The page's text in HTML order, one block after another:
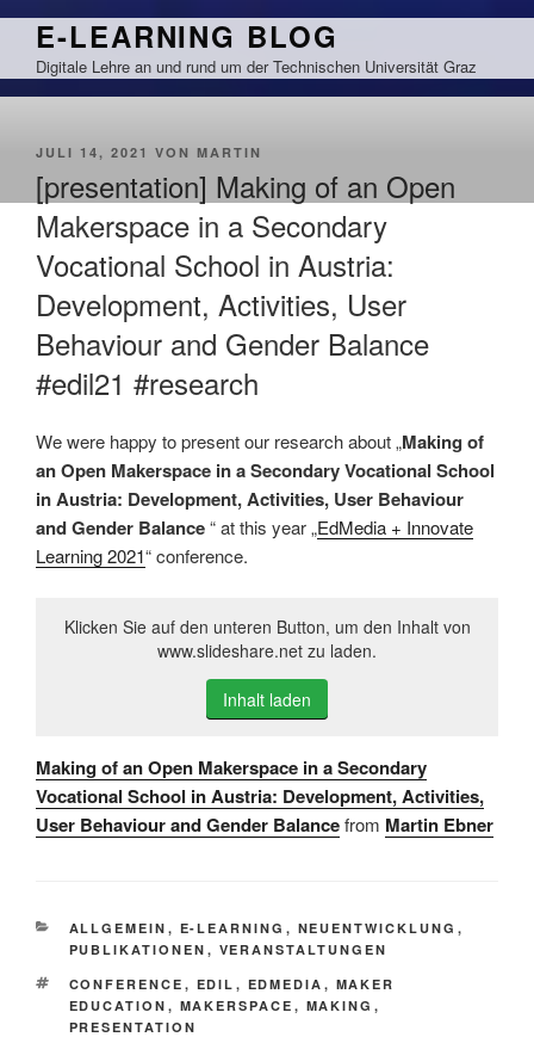
Zum
springen
E-LEARNING BLOG
Digitale Lehre an und rund um der Technischen Universität Graz
VERÖFFENTLICHT
JULI 14, 2021 VON MARTIN
[presentation] Making of an Open
Makerspace in a Secondary
Vocational School in Austria:
Development, Activities, User
Behaviour and Gender Balance
#edil21 #research
We were happy to present our research about „Making of
an Open Makerspace in a Secondary Vocational School
in Austria: Development, Activities, User Behaviour
and Gender Balance“ at this year „EdMedia + Innovate
Learning 2021“ conference.
Klicken Sie auf den unteren Button, um den Inhalt von
www.slideshare.net zu laden.
Inhalt laden
Making of an Open Makerspace in a Secondary
Vocational School in Austria: Development, Activities,
User Behaviour and Gender Balancefrom Martin Ebner
KATEGORIEN
ALLGEMEIN , E-LEARNING , NEUENTWICKLUNG ,
PUBLIKATIONEN , VERANSTALTUNGEN
SCHLAGWÖRTER
CONFERENCE , EDIL , EDMEDIA , MAKER
EDUCATION , MAKERSPACE , MAKING ,
PRESENTATION